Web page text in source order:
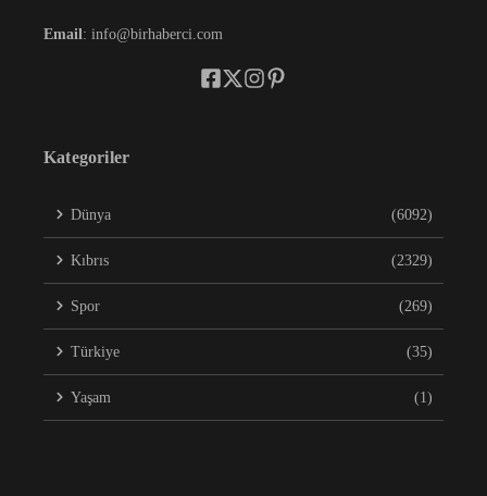
Email : info@birhaberci.com
Kategoriler
Dünya (6092)
Kıbrıs (2329)
Spor (269)
Türkiye (35)
Yaşam (1)